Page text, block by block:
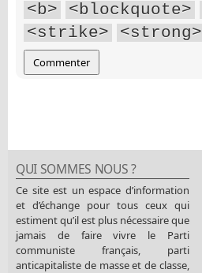
<b>
<blockquote>
<strike>
<strong>
QUI SOMMES NOUS ?
Ce site est un espace d’information
et d’échange pour tous ceux qui
estiment qu’il est plus nécessaire que
jamais de faire vivre le Parti
communiste français, parti
anticapitaliste de masse et de classe,